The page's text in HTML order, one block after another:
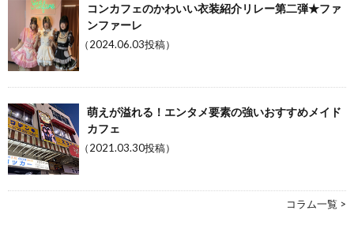
コンカフェのかわいい衣装紹介リレー第二弾★ファ
ンファーレ
（2024.06.03投稿）
萌えが溢れる！エンタメ要素の強いおすすめメイド
カフェ
（2021.03.30投稿）
コラム一覧 >